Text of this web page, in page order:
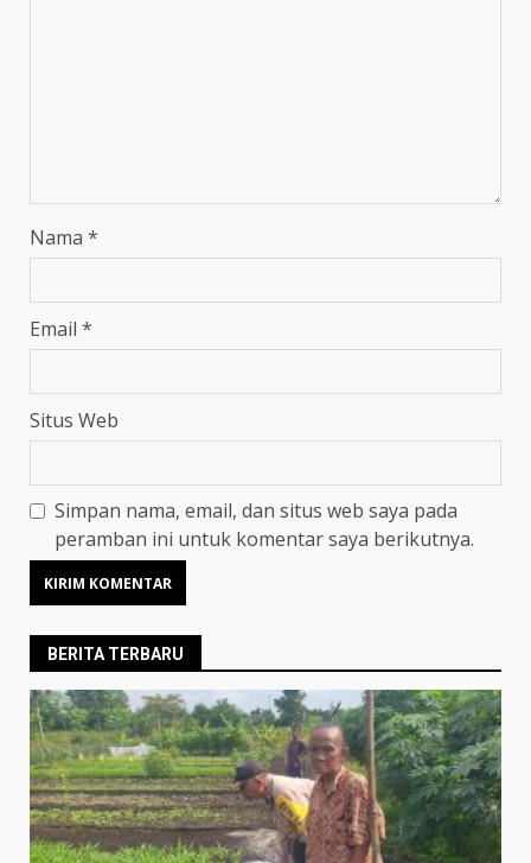
Nama *
Email *
Situs Web
Simpan nama, email, dan situs web saya pada
peramban ini untuk komentar saya berikutnya.
BERITA TERBARU